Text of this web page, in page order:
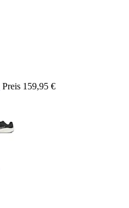
Preis 159,95 €